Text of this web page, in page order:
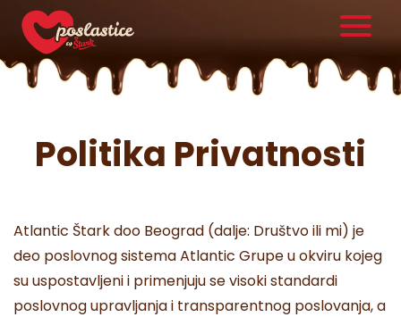
Politika Privatnosti
Atlantic Štark doo Beograd (dalje: Društvo ili mi) je
deo poslovnog sistema Atlantic Grupe u okviru kojeg
su uspostavljeni i primenjuju se visoki standardi
poslovnog upravljanja i transparentnog poslovanja, a